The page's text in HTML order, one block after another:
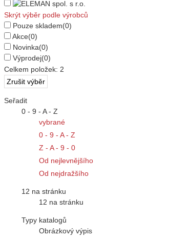
Skrýt výběr podle výrobců
Pouze skladem(0)
Akce(0)
Novinka(0)
Výprodej(0)
Celkem položek: 2
Seřadit
0 - 9 - A - Z
vybrané
0 - 9 - A - Z
Z - A - 9 - 0
Od nejlevnějšího
Od nejdražšího
12 na stránku
12 na stránku
Typy katalogů
Obrázkový výpis